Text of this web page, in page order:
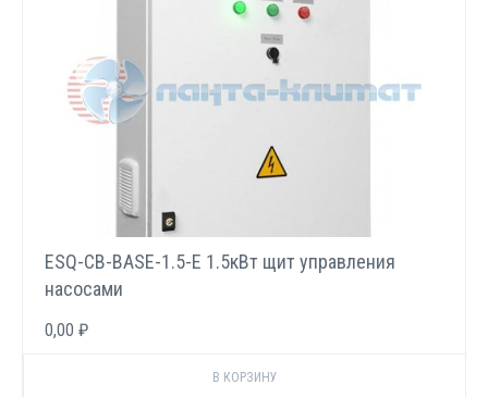
ESQ-CB-BASE-1.5-E 1.5кВт щит управления
насосами
0,00 ₽